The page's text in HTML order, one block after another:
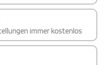
immer kostenlos